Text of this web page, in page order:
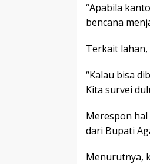
“Apabila
bencana
Terkait lahan,
“Kalau bisa
Kita survei
Merespon
dari Bupati
Menurutnya,